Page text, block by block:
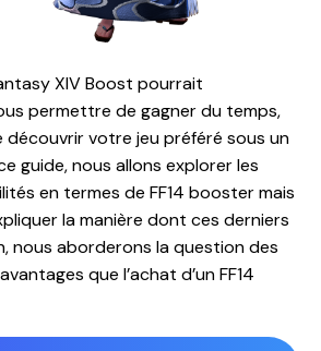
XIV Boost pourrait
permettre de gagner du temps,
découvrir votre jeu préféré sous un
guide, nous allons explorer les
en termes de FF14 booster mais
la manière dont ces derniers
nous aborderons la question des
que l’achat d’un FF14